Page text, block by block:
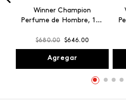
Winner Champion
Perfume de Hombre, 100
$680.00 $646.00
Agregar